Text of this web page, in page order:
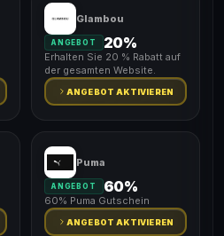
Glambou
ANGEBOT 20%
Erhalten Sie 20 % Rabatt auf
der gesamten Website.
ANGEBOT AKTIVIEREN
Puma
ANGEBOT 60%
60% Puma Gutschein
ANGEBOT AKTIVIEREN